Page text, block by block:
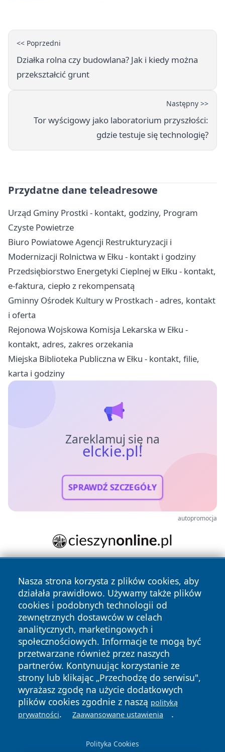
<< Poprzedni
Działka rolna czy budowlana? Jak i kiedy można
przekształcić grunt
Następny >>
Tor wyścigowy jako laboratorium przyszłości:
gdzie testuje się technologię?
Przydatne dane teleadresowe
Urząd Gminy Prostki - kontakt, godziny, Program
Czyste Powietrze
Biuro Powiatowe Agencji Restrukturyzacji i
Modernizacji Rolnictwa w Ełku - kontakt i godziny
Przedsiębiorstwo Energetyki Cieplnej w Ełku - kontakt,
e-faktura, ciepło z rekompensatą
Gminny Ośrodek Kultury w Prostkach - adres, kontakt
i oferta
Rejonowa Wojskowa Komisja Lekarska w Ełku -
kontakt, adres, zakres orzekania
Miejska Biblioteka Publiczna w Ełku - kontakt, filie,
karta i godziny
Zareklamuj się na
elckie.pl!
SPRAWDŹ SZCZEGÓŁY
autopromocja
Nasza strona korzysta z plików cookies, aby
działała prawidłowo. Używamy także plików
cookies i podobnych technologii od
zewnętrznych dostawców w celach
analitycznych, marketingowych i
społecznościowych. Informacje te mogą być
przetwarzane również przez naszych
partnerów. Kontynuując korzystanie ze
strony lub klikając „Przechodzę do serwisu",
wyrażasz zgodę na użycie dodatkowych
plików cookies zgodnie z naszą polityką
prywatności. Zaawansowane ustawienia .
Polityka Cookies
Copyright © 2026 elckie.pl Wszystkie prawa zastrzeżone.
News Autorzy
Polityka
Prywatności
Polityka
Cookies